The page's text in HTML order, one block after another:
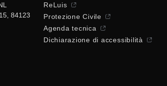
84123
ReLuis
Protezione Civile
Agenda tecnica
Dichiarazione di accessibilità